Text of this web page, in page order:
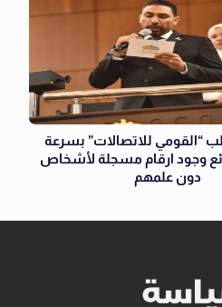
“القومي للاتصالات” بسرعة
وجود ارقام مسجلة لأشخاص
دون علمهم